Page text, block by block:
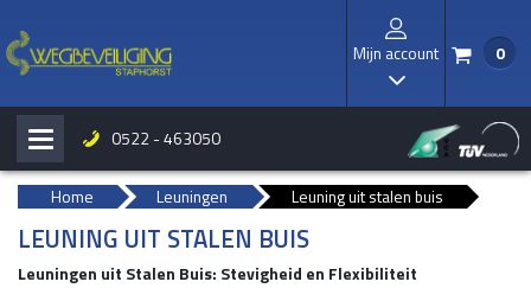
Mijn account
I
/ 0
H b 0522 - 463050
Home Leuningen Leuning uit stalen buis
LEUNING UIT STALEN BUIS
Leuningen uit Stalen Buis: Stevigheid en Flexibiliteit